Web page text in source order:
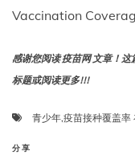
Vaccination
感谢您阅读 疫苗网 文章！
标题或阅读更多!!!
青少年,疫苗接种覆盖率
分享